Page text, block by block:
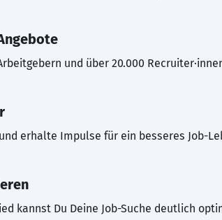
und über 20.000
erhalte Impulse für ein besseres Job-
kannst Du Deine Job-Suche deutlich